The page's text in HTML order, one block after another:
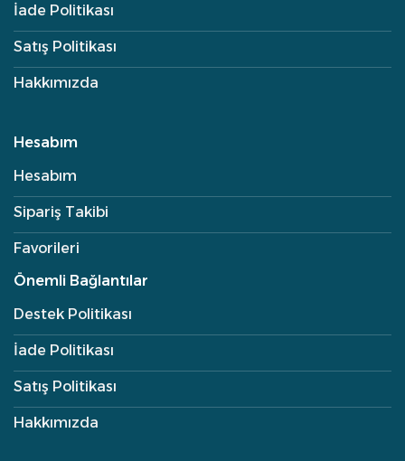
İade Politikası
Satış Politikası
Hakkımızda
Hesabım
Hesabım
Sipariş Takibi
Favorileri
Önemli Bağlantılar
Destek Politikası
İade Politikası
Satış Politikası
Hakkımızda